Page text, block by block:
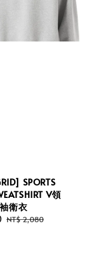
SPORTS
V領
衛衣
Regular
NT$ 2,080